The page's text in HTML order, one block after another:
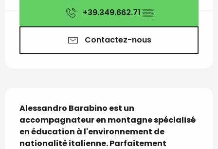
+39.349.662.71 ▒▒
Contactez-nous
Description
Alessandro Barabino est un
accompagnateur en montagne spécialisé
en éducation à l'environnement de
nationalité italienne. Parfaitement